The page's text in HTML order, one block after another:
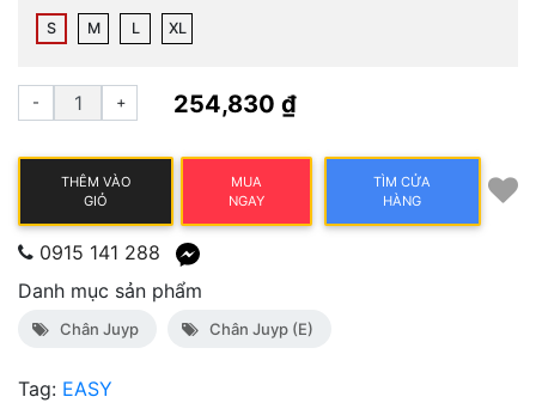
S M L XL
- + 254,830 ₫
THÊM VÀO
GIỎ
MUA
NGAY
TÌM CỬA
HÀNG
0915 141 288
Danh mục sản phẩm
Chân Juyp Chân Juyp (E)
Tag: EASY